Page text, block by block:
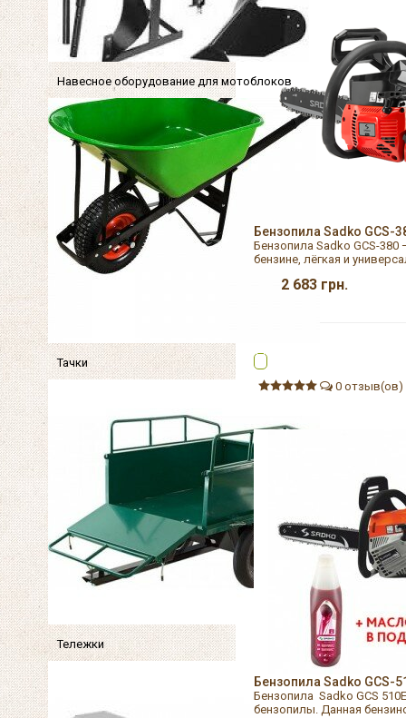
Навесное оборудование для мотоблоков
Тачки
Тележки
Бензопила Sadko GCS-
Бензопила Sadko GCS-
бензине, лёгкая и
2 683 грн.
0 отзыв(ов)
Бензопила Sadko GCS-
Бензопила Sadko GCS
бензопилы. Данная